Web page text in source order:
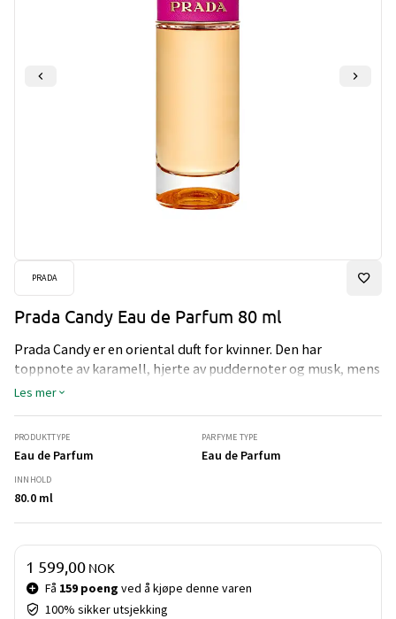
PRADA
Prada Candy Eau de Parfum 80 ml
Prada Candy er en oriental duft for kvinner. Den har
toppnote av karamell, hjerte av puddernoter og musk, mens
bunnen er av vanilje.
Les mer
PRODUKTTYPE
Eau de Parfum
PARFYME TYPE
Eau de Parfum
INNHOLD
80.0 ml
Pris og mengde
Få 159 poeng ved å kjøpe denne varen
100% sikker utsjekking
1 599,00 NOK